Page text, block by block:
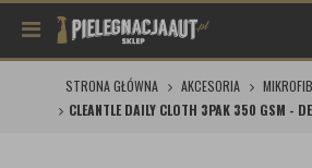
STRONA GŁÓWNA AKCESORIA
CLEANTLE DAILY CLOTH 3PAK 350 GSM -